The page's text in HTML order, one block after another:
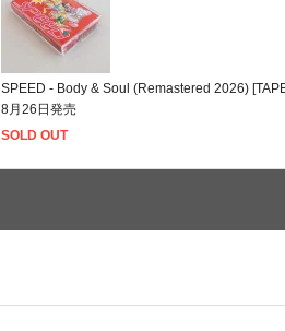
SPEED - Body & Soul (Remastered 2026)
8月26日発売
SOLD OUT